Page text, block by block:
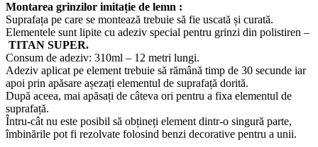
Montarea grinzilor imitație de lemn :
Suprafața pe care se montează trebuie să fie uscată și curată.
Elementele sunt lipite cu adeziv special pentru grinzi din polistiren –
TITAN SUPER.
Consum de adeziv: 310ml – 12 metri lungi.
Adeziv aplicat pe element trebuie să rămână timp de 30 secunde iar
apoi prin apăsare așezați elementul de suprafață dorită.
După aceea, mai apăsați de câteva ori pentru a fixa elementul de
suprafață.
Întru-cât nu este posibil să obțineți element dintr-o singură parte,
îmbinările pot fi rezolvate folosind benzi decorative pentru a unii.